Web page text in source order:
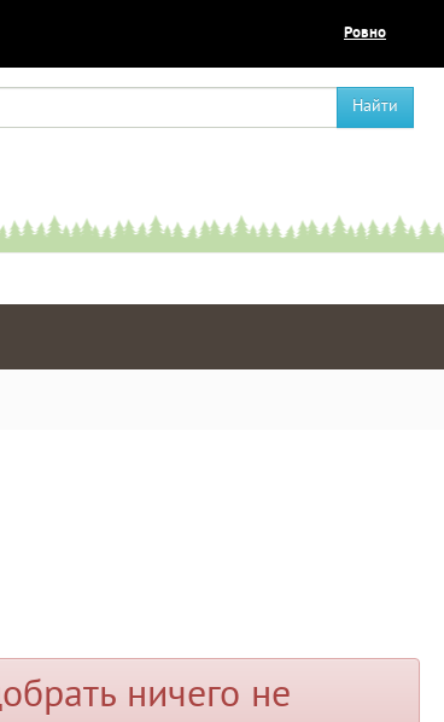
Ровно
Найти
ничего не